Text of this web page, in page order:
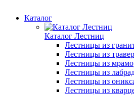
Каталог
Каталог Лестниц
Лестницы из
Лестницы из
Лестницы из
Лестницы из
Лестницы из
Лестницы из